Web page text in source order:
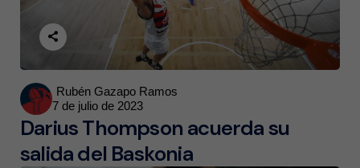
Posted
by
Rubén Gazapo Ramos
7 de julio de 2023
Darius Thompson acuerda su
salida del Baskonia